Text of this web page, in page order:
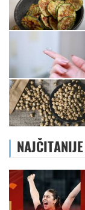
NAJČITANIJE